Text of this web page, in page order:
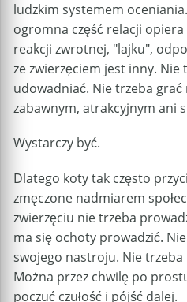
ludzkim systemem
ogromna część relacji
reakcji zwrotnej, "lajku",
ze zwierzęciem jest inny. Nie
udowadniać. Nie trzeba
zabawnym, atrakcyjnym ani
Wystarczy być.
Dlatego koty tak często
zmęczone nadmiarem
zwierzęciu nie trzeba
ma się ochoty prowadzić.
swojego nastroju. Nie trzeba
Można przez chwilę po
poczuć czułość i pójść dalej.